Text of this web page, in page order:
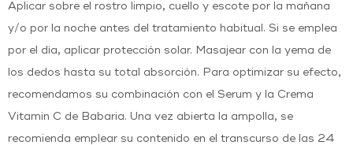
Aplicar sobre el rostro limpio, cuello y escote por la mañana
y/o por la noche antes del tratamiento habitual. Si se emplea
por el día, aplicar protección solar. Masajear con la yema de
los dedos hasta su total absorción. Para optimizar su efecto,
recomendamos su combinación con el Serum y la Crema
Vitamin C de Babaria. Una vez abierta la ampolla, se
recomienda emplear su contenido en el transcurso de las 24